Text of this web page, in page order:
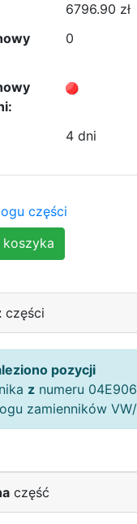
6796.90 zł
0
4 dni
części
części
pozycji
z numeru
zamienników
część